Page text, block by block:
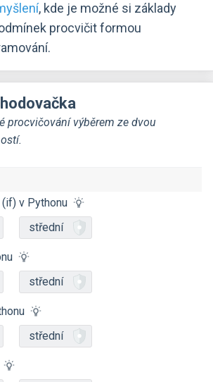
, kde je možné si základy
procvičit formou
procvičování výběrem ze dvou
v Pythonu
střední
střední
střední